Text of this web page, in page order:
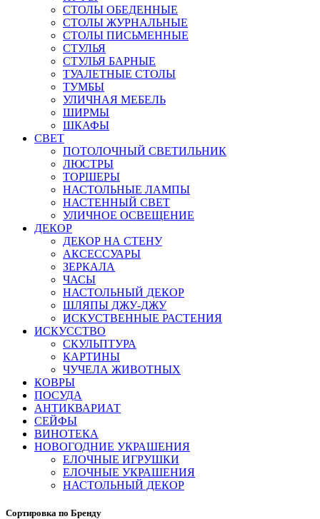
СТОЛЫ ОБЕДЕННЫЕ
СТОЛЫ ЖУРНАЛЬНЫЕ
СТОЛЫ ПИСЬМЕННЫЕ
СТУЛЬЯ
СТУЛЬЯ БАРНЫЕ
ТУАЛЕТНЫЕ СТОЛЫ
ТУМБЫ
УЛИЧНАЯ МЕБЕЛЬ
ШИРМЫ
ШКАФЫ
СВЕТ
ПОТОЛОЧНЫЙ СВЕТИЛЬНИК
ЛЮСТРЫ
ТОРШЕРЫ
НАСТОЛЬНЫЕ ЛАМПЫ
НАСТЕННЫЙ СВЕТ
УЛИЧНОЕ ОСВЕЩЕНИЕ
ДЕКОР
ДЕКОР НА СТЕНУ
АКСЕССУАРЫ
ЗЕРКАЛА
ЧАСЫ
НАСТОЛЬНЫЙ ДЕКОР
ШЛЯПЫ ДЖУ-ДЖУ
ИСКУСТВЕННЫЕ РАСТЕНИЯ
ИСКУССТВО
СКУЛЬПТУРА
КАРТИНЫ
ЧУЧЕЛА ЖИВОТНЫХ
КОВРЫ
ПОСУДА
АНТИКВАРИАТ
СЕЙФЫ
ВИНОТЕКА
НОВОГОДНИЕ УКРАШЕНИЯ
ЕЛОЧНЫЕ ИГРУШКИ
ЕЛОЧНЫЕ УКРАШЕНИЯ
НАСТОЛЬНЫЙ ДЕКОР
Сортировка по Бренду